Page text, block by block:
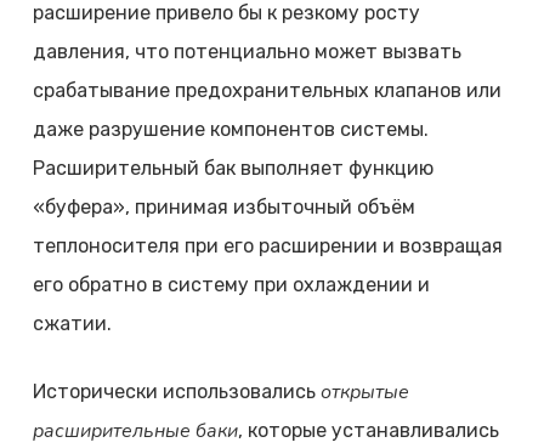
расширение привело бы к резкому росту
давления, что потенциально может вызвать
срабатывание предохранительных клапанов или
даже разрушение компонентов системы.
Расширительный бак выполняет функцию
«буфера», принимая избыточный объём
теплоносителя при его расширении и возвращая
его обратно в систему при охлаждении и
сжатии.
Исторически использовались открытые
расширительные баки, которые устанавливались